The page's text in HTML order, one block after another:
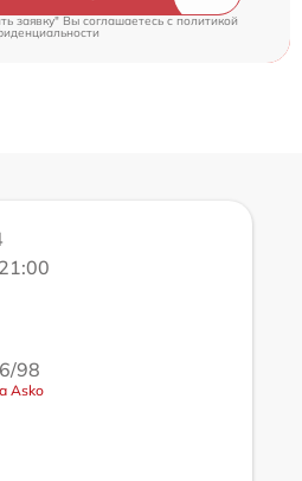
заявку" Вы соглашаетесь cполитикой
98
Asko